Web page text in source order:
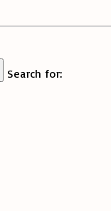
Search for: